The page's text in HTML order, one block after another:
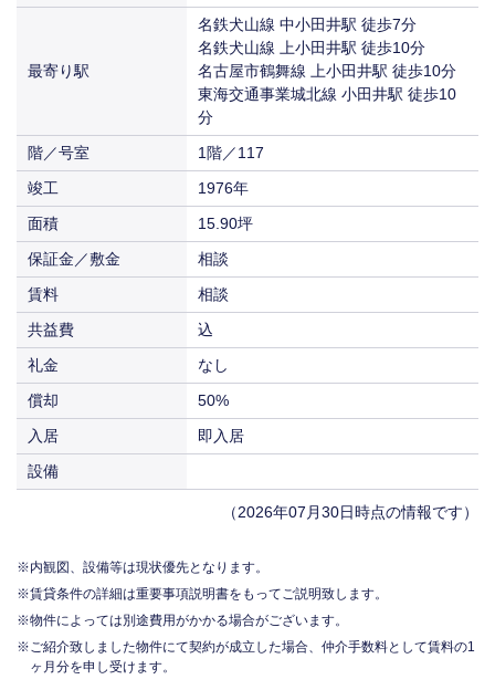
最寄り駅
名鉄犬山線 中小田井駅 徒歩7分
名鉄犬山線 上小田井駅 徒歩10分
名古屋市鶴舞線 上小田井駅 徒歩10分
東海交通事業城北線 小田井駅 徒歩10
分
階／号室
1階／117
竣工
1976年
面積
15.90坪
保証金／敷金
相談
賃料
相談
共益費
込
礼金
なし
償却
50%
入居
即入居
設備
（2026年07月30日時点の情報です）
内観図、設備等は現状優先となります。
賃貸条件の詳細は重要事項説明書をもってご説明致します。
物件によっては別途費用がかかる場合がございます。
ご紹介致しました物件にて契約が成立した場合、仲介手数料として賃料の1
ヶ月分を申し受けます。